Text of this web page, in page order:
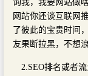
询我，我要网站做
网站你还谈互联网
了彼此的宝贵时间
友果断拉黑，不想
2.SEO排名或者